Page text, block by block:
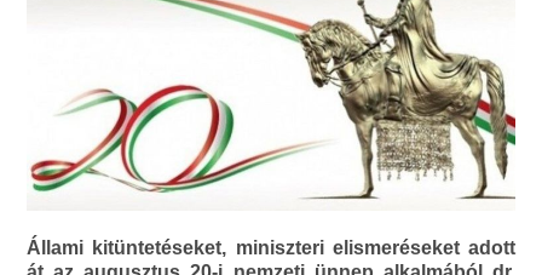
Állami kitüntetéseket, miniszteri elismeréseket adott